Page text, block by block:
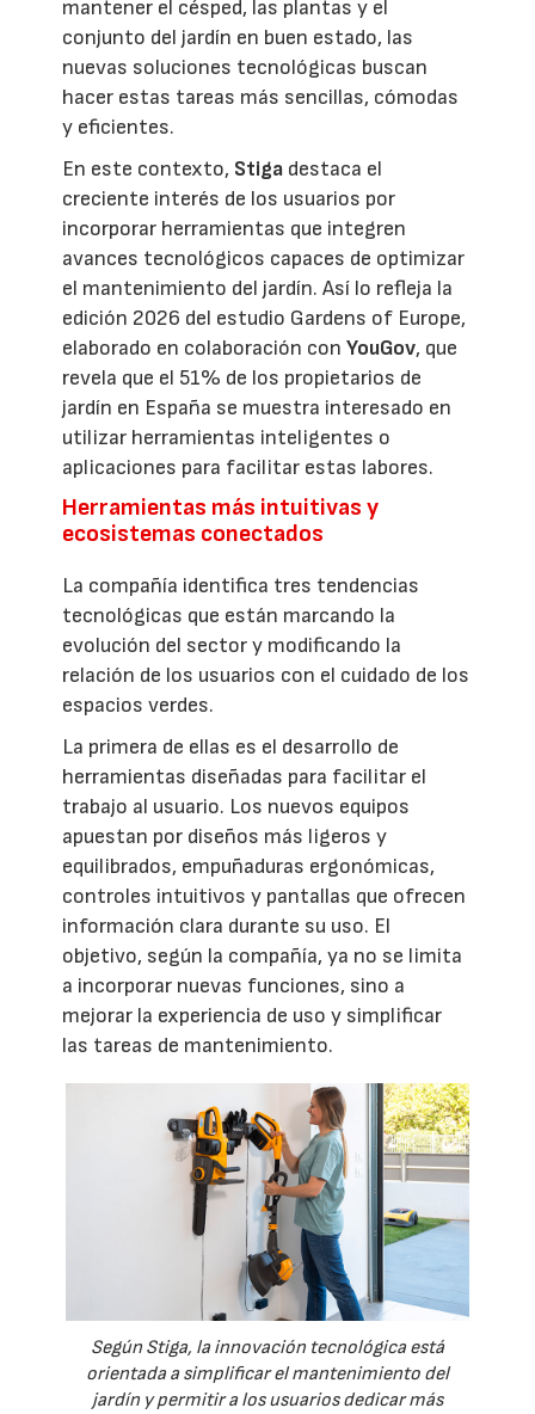
mantener el césped, las plantas y el
conjunto del jardín en buen estado, las
nuevas soluciones tecnológicas buscan
hacer estas tareas más sencillas, cómodas
y eficientes.
En este contexto, Stiga destaca el
creciente interés de los usuarios por
incorporar herramientas que integren
avances tecnológicos capaces de optimizar
el mantenimiento del jardín. Así lo refleja la
edición 2026 del estudio Gardens of Europe,
elaborado en colaboración conYouGov, que
revela que el 51% de los propietarios de
jardín en España se muestra interesado en
utilizar herramientas inteligentes o
aplicaciones para facilitar estas labores.
Herramientas más intuitivas y
ecosistemas conectados
La compañía identifica tres tendencias
tecnológicas que están marcando la
evolución del sector y modificando la
relación de los usuarios con el cuidado de los
espacios verdes.
La primera de ellas es el desarrollo de
herramientas diseñadas para facilitar el
trabajo al usuario. Los nuevos equipos
apuestan por diseños más ligeros y
equilibrados, empuñaduras ergonómicas,
controles intuitivos y pantallas que ofrecen
información clara durante su uso. El
objetivo, según la compañía, ya no se limita
a incorporar nuevas funciones, sino a
mejorar la experiencia de uso y simplificar
las tareas de mantenimiento.
Según Stiga, la innovación tecnológica está
orientada a simplificar el mantenimiento del
jardín y permitir a los usuarios dedicar más